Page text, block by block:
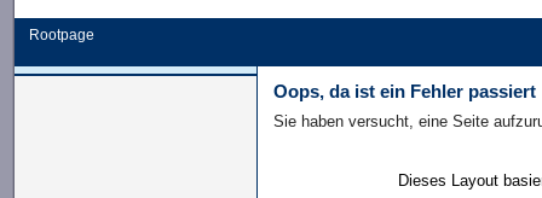
Rootpage
Oops, da ist ein Fehler passiert
Sie haben versucht, eine Seite
Dieses Layout